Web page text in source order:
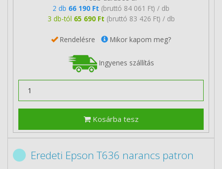
2 db 66 190 Ft (bruttó 84 061 Ft) / db
3 db-tól 65 690 Ft (bruttó 83 426 Ft) / db
Rendelésre Mikor kapom meg?
Ingyenes szállítás
Kosárba tesz
Eredeti Epson T636 narancs patron